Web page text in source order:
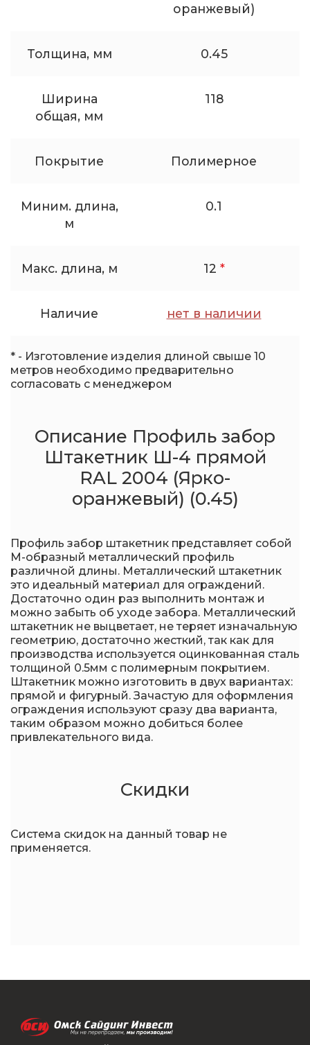
оранжевый)
Толщина, мм 0.45
Ширина
общая, мм
118
Покрытие Полимерное
Миним. длина,
м
0.1
Макс. длина, м 12 *
Наличие нет в наличии
* - Изготовление изделия длиной свыше 10
метров необходимо предварительно
согласовать с менеджером
Описание Профиль забор
Штакетник Ш-4 прямой
RAL 2004 (Ярко-
оранжевый) (0.45)
Профиль забор штакетник представляет собой
М-образный металлический профиль
различной длины. Металлический штакетник
это идеальный материал для ограждений.
Достаточно один раз выполнить монтаж и
можно забыть об уходе забора. Металлический
штакетник не выцветает, не теряет изначальную
геометрию, достаточно жесткий, так как для
производства используется оцинкованная сталь
толщиной 0.5мм с полимерным покрытием.
Штакетник можно изготовить в двух вариантах:
прямой и фигурный. Зачастую для оформления
ограждения используют сразу два варианта,
таким образом можно добиться более
привлекательного вида.
Скидки
Система скидок на данный товар не
применяется.